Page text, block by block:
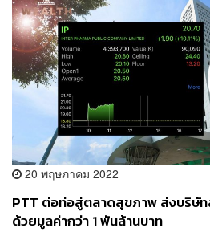
20 พฤษภาคม 2022
PTT ต่อท่อสู่ตลาดสุขภาพ ส่งบริษัท
ด้วยมูลค่ากว่า 1 พันล้านบาท